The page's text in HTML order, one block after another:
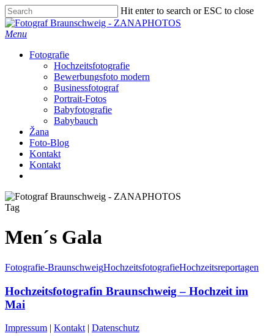
Skip
to
main
Hit enter to search or ESC to close
Close
Search
Menu
Fotografie
Hochzeitsfotografie
Bewerbungsfoto modern
Businessfotograf
Portrait-Fotos
Babyfotografie
Babybauch
Žana
Foto-Blog
Kontakt
Kontakt
Tag
Men´s Gala
Fotografie-BraunschweigHochzeitsfotografieHochzeitsreportagen
Hochzeitsfotografin Braunschweig – Hochzeit im
Mai
Impressum | Kontakt | Datenschutz